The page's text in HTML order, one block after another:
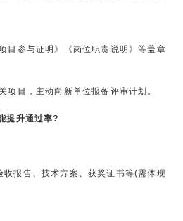
目参与证明》《岗位职责说明》等盖章
项目，主动向新单位报备评审计划。
提升通过率?
收报告、技术方案、获奖证书等(需体现